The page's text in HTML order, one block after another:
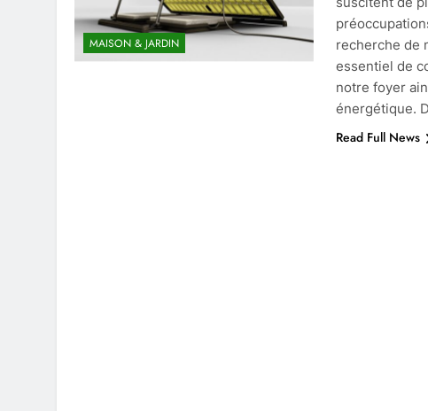
MAISON & JARDIN
recherche de
essentiel de
notre foyer
énergétique.
Read Full News